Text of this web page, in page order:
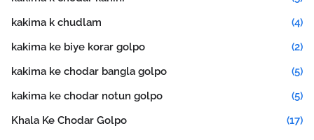
kakima k chudlam
(4)
kakima ke biye korar golpo
(2)
kakima ke chodar bangla golpo
(5)
kakima ke chodar notun golpo
(5)
Khala Ke Chodar Golpo
(17)